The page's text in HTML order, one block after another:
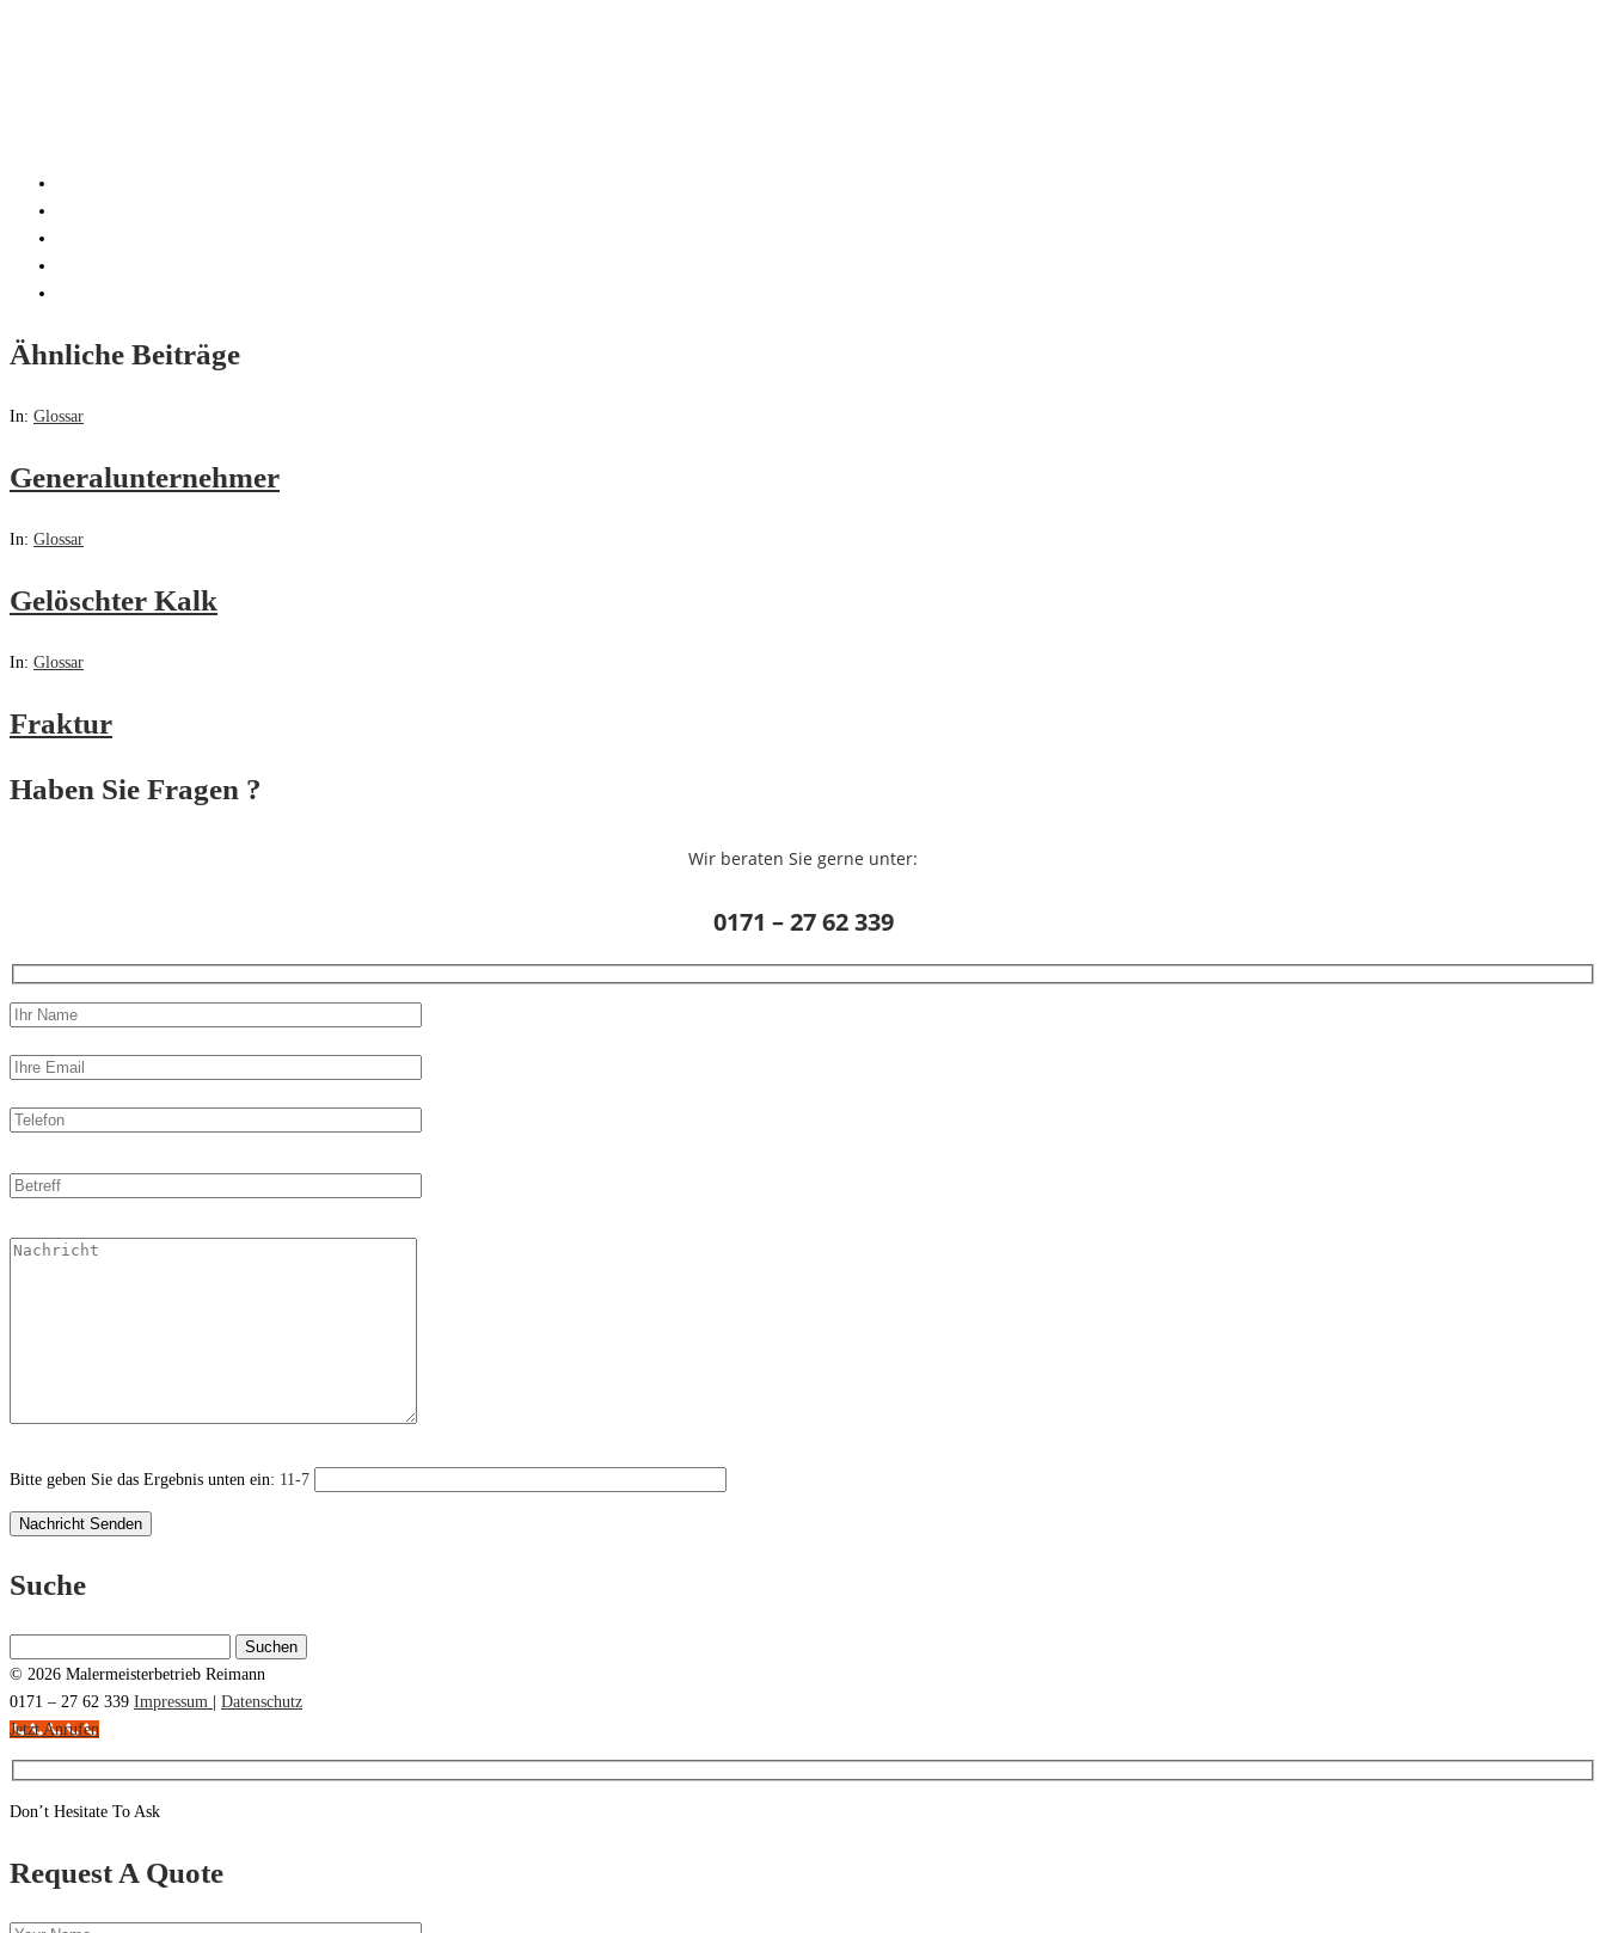
Ähnliche Beiträge
In: Glossar
Generalunternehmer
In: Glossar
Gelöschter Kalk
In: Glossar
Fraktur
Haben Sie Fragen ?
Wir beraten Sie gerne unter:
0171 – 27 62 339
Bitte geben Sie das Ergebnis unten ein: 11-7
Suche
nach:
© 2026 Malermeisterbetrieb Reimann
0171 – 27 62 339 Impressum
Datenschutz
Jetzt Anrufen
Don’t Hesitate To Ask
Request A Quote